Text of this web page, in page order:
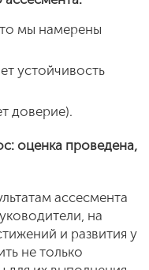
мы намерены
устойчивость
доверие).
оценка проведена,
ассесмента
на
и развития у
не только